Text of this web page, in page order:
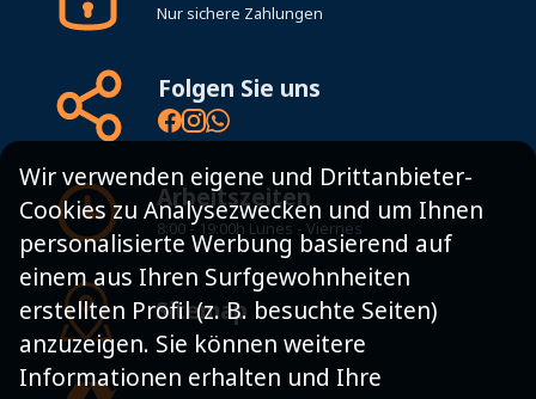
Nur sichere Zahlungen
Folgen Sie uns
Arbeitszeiten
8:00 - 19:00h Lunes - Viernes
Sitemap
Wir verwenden eigene und Drittanbieter-
Cookies zu Analysezwecken und um Ihnen
personalisierte Werbung basierend auf
einem aus Ihren Surfgewohnheiten
erstellten Profil (z. B. besuchte Seiten)
anzuzeigen. Sie können weitere
Informationen erhalten und Ihre